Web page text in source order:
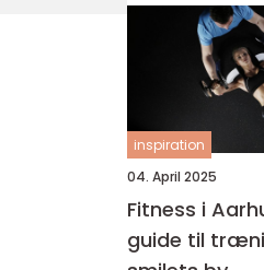
inspiration
04. April 2025
Fitness i
guide til